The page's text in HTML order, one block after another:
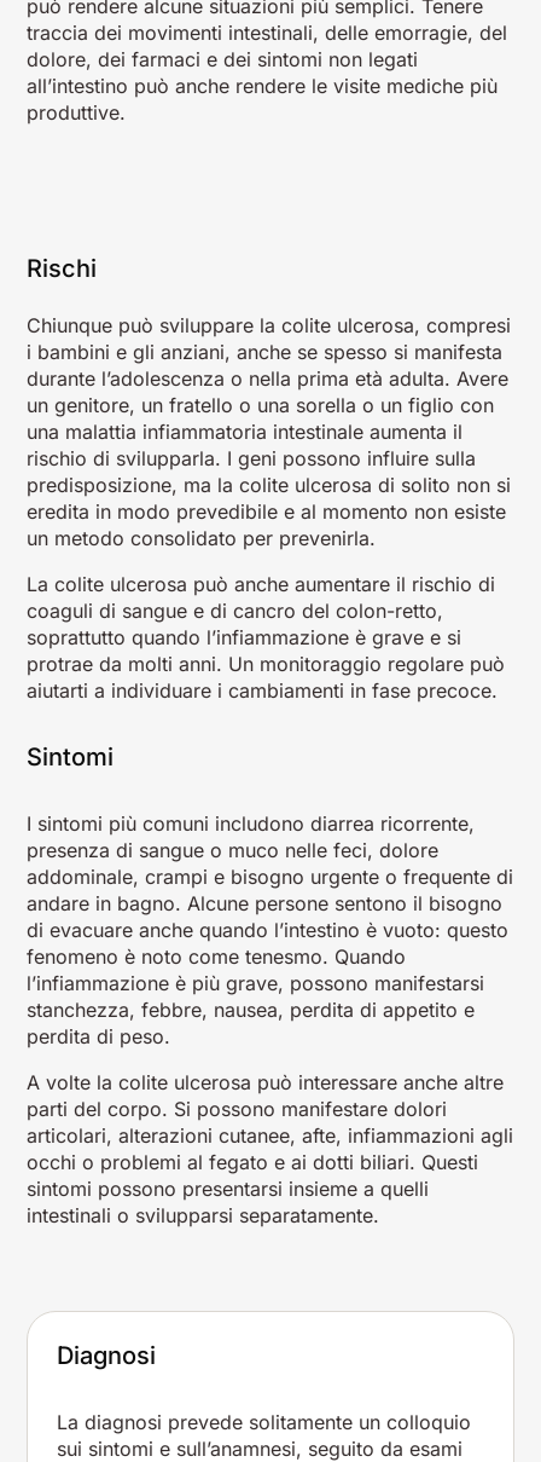
può rendere alcune situazioni più semplici. Tenere
traccia dei movimenti intestinali, delle emorragie, del
dolore, dei farmaci e dei sintomi non legati
all’intestino può anche rendere le visite mediche più
produttive.
Rischi
Chiunque può sviluppare la colite ulcerosa, compresi
i bambini e gli anziani, anche se spesso si manifesta
durante l’adolescenza o nella prima età adulta. Avere
un genitore, un fratello o una sorella o un figlio con
una malattia infiammatoria intestinale aumenta il
rischio di svilupparla. I geni possono influire sulla
predisposizione, ma la colite ulcerosa di solito non si
eredita in modo prevedibile e al momento non esiste
un metodo consolidato per prevenirla.
La colite ulcerosa può anche aumentare il rischio di
coaguli di sangue e di cancro del colon-retto,
soprattutto quando l’infiammazione è grave e si
protrae da molti anni. Un monitoraggio regolare può
aiutarti a individuare i cambiamenti in fase precoce.
Sintomi
I sintomi più comuni includono diarrea ricorrente,
presenza di sangue o muco nelle feci, dolore
addominale, crampi e bisogno urgente o frequente di
andare in bagno. Alcune persone sentono il bisogno
di evacuare anche quando l’intestino è vuoto: questo
fenomeno è noto come tenesmo. Quando
l’infiammazione è più grave, possono manifestarsi
stanchezza, febbre, nausea, perdita di appetito e
perdita di peso.
A volte la colite ulcerosa può interessare anche altre
parti del corpo. Si possono manifestare dolori
articolari, alterazioni cutanee, afte, infiammazioni agli
occhi o problemi al fegato e ai dotti biliari. Questi
sintomi possono presentarsi insieme a quelli
intestinali o svilupparsi separatamente.
Diagnosi
La diagnosi prevede solitamente un colloquio
sui sintomi e sull’anamnesi, seguito da esami